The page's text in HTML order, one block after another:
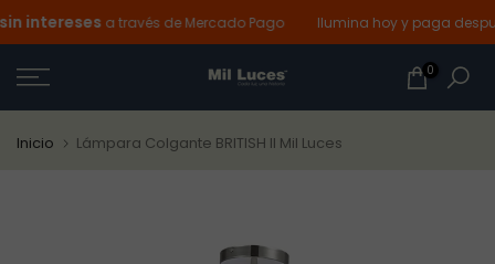
Ir
al
contenido
interesesa través de Mercado Pago Ilumina hoy y paga
0
Inicio Lámpara Colgante BRITISH II Mil Luces